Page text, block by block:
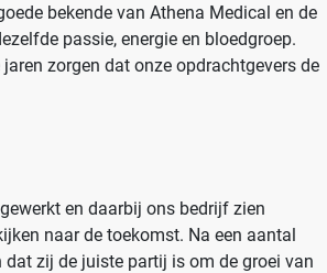
bekende van Athena Medical en de
passie, energie en bloedgroep.
zorgen dat onze opdrachtgevers de
en daarbij ons bedrijf zien
naar de toekomst. Na een aantal
zij de juiste partij is om de groei van
en verbandkasten